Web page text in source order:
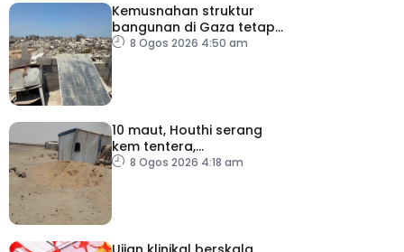
Kemusnahan struktur
bangunan di Gaza tetap
catat peningkatan
8 Ogos 2026 4:50 am
10 maut, Houthi serang
kem tentera,
penempatan pelarian
8 Ogos 2026 4:18 am